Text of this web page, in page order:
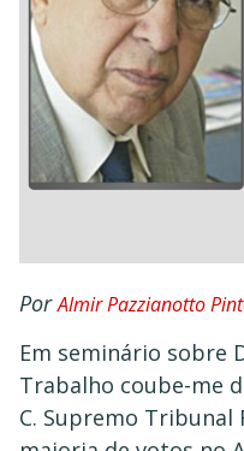
PorAlmir Pazzianotto
Em seminário sobre
Trabalho coube-me
C. Supremo Tribunal